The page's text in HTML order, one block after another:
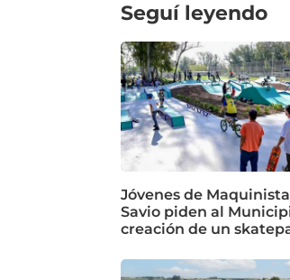
Seguí leyendo
Jóvenes de Maquinista
Savio piden al
creación de un